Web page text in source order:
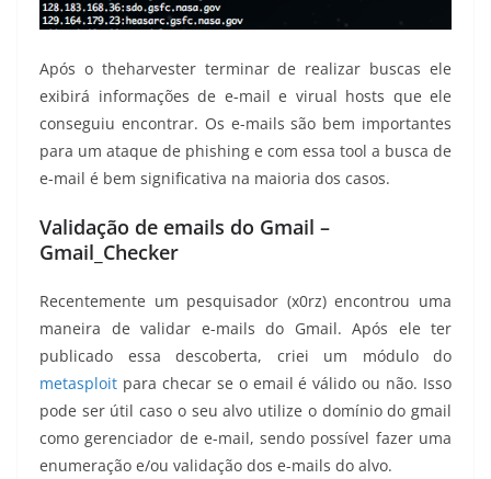
Após o theharvester terminar de realizar buscas ele
exibirá informações de e-mail e virual hosts que ele
conseguiu encontrar. Os e-mails são bem importantes
para um ataque de phishing e com essa tool a busca de
e-mail é bem significativa na maioria dos casos.
Validação de emails do Gmail –
Gmail_Checker
Recentemente um pesquisador (x0rz) encontrou uma
maneira de validar e-mails do Gmail. Após ele ter
publicado essa descoberta, criei um módulo do
metasploit para checar se o email é válido ou não. Isso
pode ser útil caso o seu alvo utilize o domínio do gmail
como gerenciador de e-mail, sendo possível fazer uma
enumeração e/ou validação dos e-mails do alvo.